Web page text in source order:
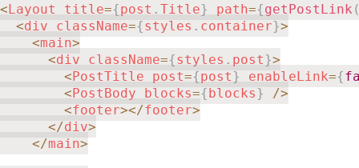
<Layout title={post . Title} path={getPostLink
<div className={styles . container}>
<main>
<div className={styles . post }>
<PostTitle post={post } enableLink={
<PostBody blocks={blocks } />
<footer></footer>
</div>
</main>